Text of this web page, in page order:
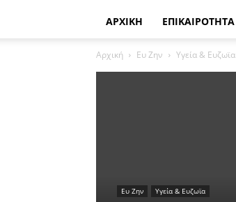
ΑΡΧΙΚΗ ΕΠΙΚΑΙΡΟΤΗΤΑ
Αρχική Ευ Ζην Υγεία & Ευζωϊα
Ευ Ζην Υγεία & Ευζωϊα